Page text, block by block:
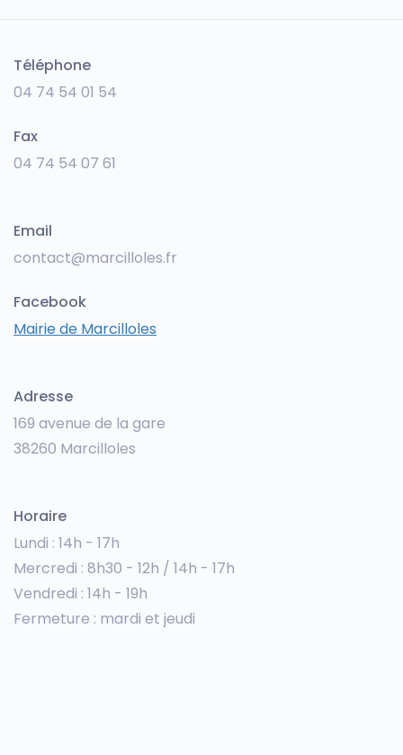
Téléphone
04 74 54 01 54
Fax
04 74 54 07 61
Email
contact@marcilloles.fr
Facebook
Mairie de Marcilloles
Adresse
169 avenue de la gare
38260 Marcilloles
Horaire
Lundi : 14h - 17h
Mercredi : 8h30 - 12h / 14h - 17h
Vendredi : 14h - 19h
Fermeture : mardi et jeudi